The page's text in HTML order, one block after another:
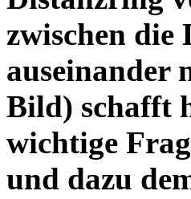
zwischen die
auseinander
Bild) schafft
wichtige
und dazu